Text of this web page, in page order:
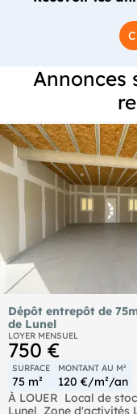
Annonces
Dépôt entrepôt de
de Lunel
LOYER MENSUEL
750 €
SURFACE
75 m²
MONTANT AU M²
120 €/m²/an
À LOUER  Local de
Lunel  Zone d'activités